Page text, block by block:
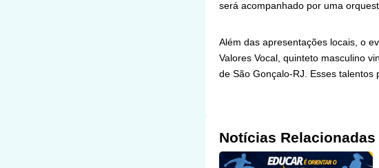
será acompanhado por uma
Além das apresentações locais, o
Valores Vocal, quinteto masculino
de São Gonçalo-RJ. Esses talentos
Notícias Relacionadas